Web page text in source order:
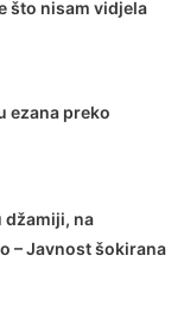
što nisam vidjela
ezana preko
džamiji, na
– Javnost šokirana